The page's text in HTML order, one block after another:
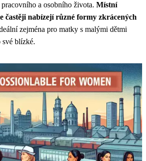
a osobního života. Místní
častěji nabízejí různé formy zkrácených
zejména pro matky s malými dětmi
své blízké.